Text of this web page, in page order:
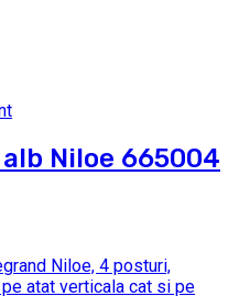
Niloe 665004
Niloe, 4 posturi,
atat verticala cat si pe